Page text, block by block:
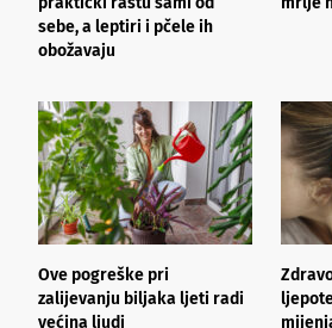
sebe, a leptiri i pčele ih
obožavaju
Ove pogreške pri
zalijevanju biljaka ljeti radi
većina ljudi